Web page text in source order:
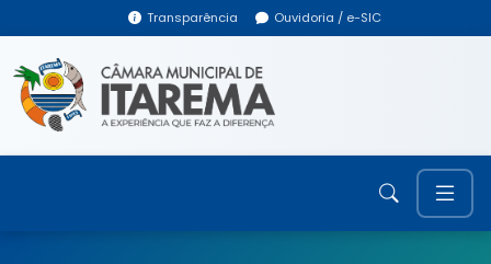
Transparência Ouvidoria / e-SIC